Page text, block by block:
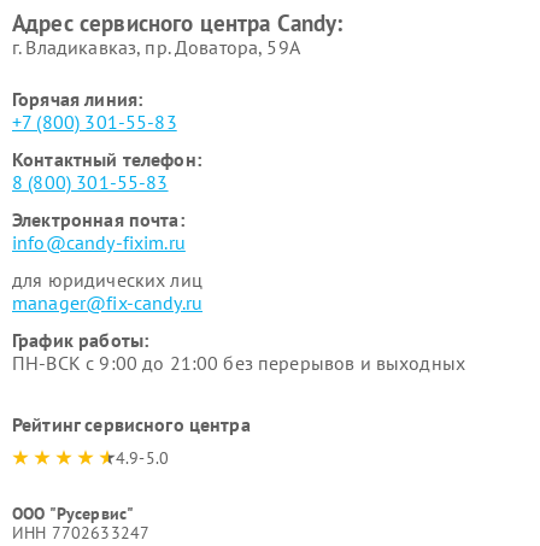
Адрес сервисного центра Candy:
г. Владикавказ, пр. Доватора, 59А
Горячая линия:
+7 (800) 301-55-83
Контактный телефон:
8 (800) 301-55-83
Электронная почта:
info@candy-fixim.ru
для юридических лиц
manager@fix-candy.ru
График работы:
ПН-ВСК с 9:00 до 21:00 без перерывов и выходных
Рейтинг сервисного центра
4.9-5.0
ООО "Русервис"
ИНН 7702633247